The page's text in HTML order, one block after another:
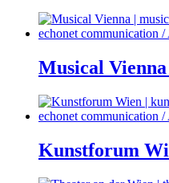
Musical
Kunstforum